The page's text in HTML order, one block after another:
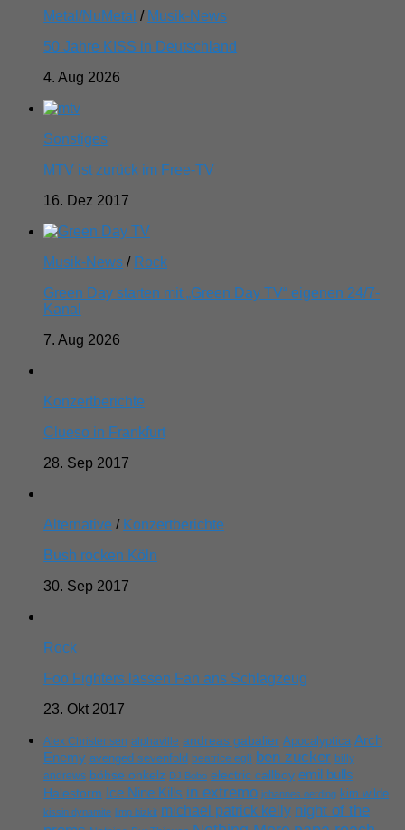
Metal/NuMetal / Musik-News
50 Jahre KISS in Deutschland
4. Aug 2026
Sonstiges
MTV ist zurück im Free-TV
16. Dez 2017
Musik-News / Rock
Green Day starten mit „Green Day TV“ eigenen 24/7-
Kanal
7. Aug 2026
Konzertberichte
Clueso in Frankfurt
28. Sep 2017
Alternative / Konzertberichte
Bush rocken Köln
30. Sep 2017
Rock
Foo Fighters lassen Fan ans Schlagzeug
23. Okt 2017
Alex Christensen alphaville andreas gabalier Apocalyptica Arch
Enemy avenged sevenfold beatrice egli ben zucker billy
andrews böhse onkelz DJ Bobo electric callboy emil bulls
Halestorm Ice Nine Kills in extremo johannes oerding kim wilde
kissin dynamite limp bizkit michael patrick kelly night of the